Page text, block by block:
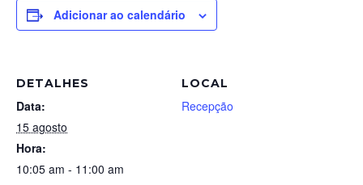
Adicionar ao calendário
DETALHES
Data:
15 agosto
Hora:
10:05 am - 11:00 am
LOCAL
Recepção